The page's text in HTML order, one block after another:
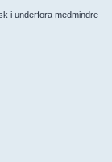
i underfora medmindre